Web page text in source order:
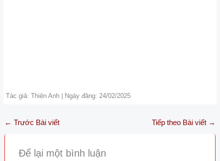
Tác giả: Thiện Anh | Ngày đăng: 24/02/2025
← Trước Bài viết Tiếp theo Bài viết →
Để lại một bình luận